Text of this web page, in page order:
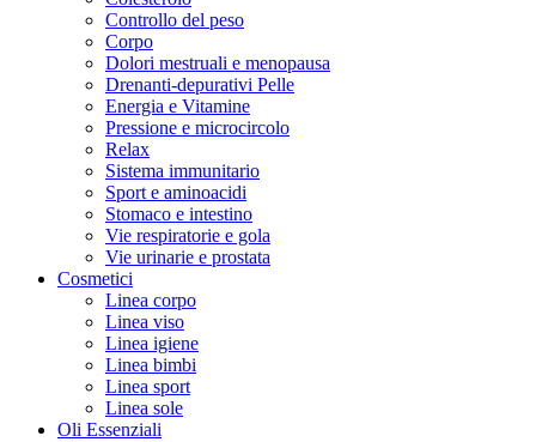
Controllo del peso
Corpo
Dolori mestruali e menopausa
Drenanti-depurativi Pelle
Energia e Vitamine
Pressione e microcircolo
Relax
Sistema immunitario
Sport e aminoacidi
Stomaco e intestino
Vie respiratorie e gola
Vie urinarie e prostata
Cosmetici
Linea corpo
Linea viso
Linea igiene
Linea bimbi
Linea sport
Linea sole
Oli Essenziali